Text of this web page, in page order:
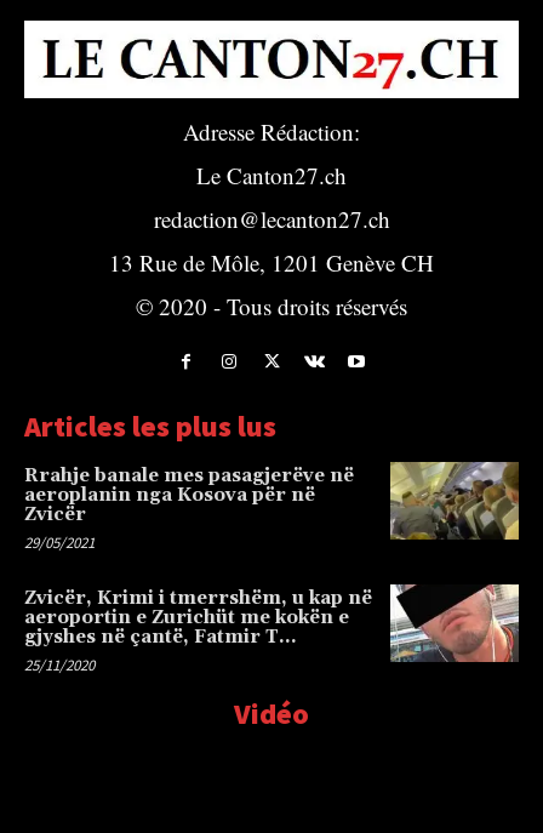
Adresse Rédaction:
Le Canton27.ch
redaction@lecanton27.ch
13 Rue de Môle, 1201 Genève CH
© 2020 - Tous droits réservés
Articles les plus lus
Rrahje banale mes pasagjerëve në
aeroplanin nga Kosova për në
Zvicër
29/05/2021
Zvicër, Krimi i tmerrshëm, u kap në
aeroportin e Zurichüt me kokën e
gjyshes në çantë, Fatmir T…
25/11/2020
Vidéo